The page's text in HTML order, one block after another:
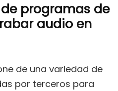
programas de
audio en
de una variedad de
por terceros para